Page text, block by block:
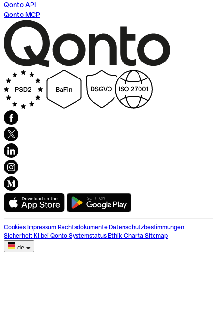
Qonto API
Qonto MCP
Cookies Impressum Rechtsdokumente Datenschutzbestimmungen
Sicherheit KI bei Qonto Systemstatus Ethik-Charta Sitemap
de